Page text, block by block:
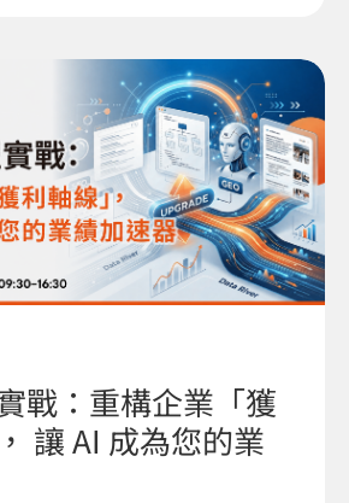
戰：重構企業「獲
讓 AI 成為您的業